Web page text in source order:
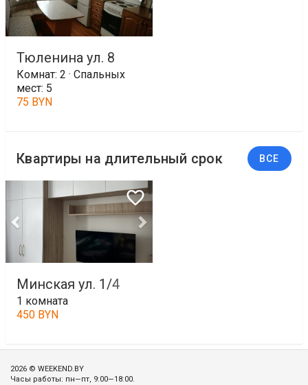
Тюленина ул. 8
Комнат: 2 · Спальных
мест: 5
75 BYN
Квартиры на длительный срок ВСЕ
Минская ул. 1/4
1 комната
450 BYN
2026 © WEEKEND.BY
Часы работы: пн—пт, 9:00—18:00.